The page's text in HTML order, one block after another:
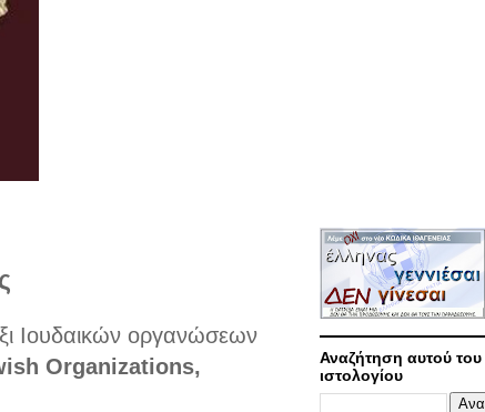
Ιουδαικών οργανώσεων
Organizations,
Αναζήτηση αυτού του
ιστολογίου